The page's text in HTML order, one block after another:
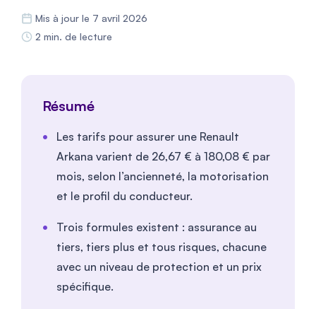
Mis à jour le 7 avril 2026
2 min. de lecture
Résumé
Les tarifs pour assurer une Renault
Arkana varient de 26,67 € à 180,08 € par
mois, selon l’ancienneté, la motorisation
et le profil du conducteur.
Trois formules existent : assurance au
tiers, tiers plus et tous risques, chacune
avec un niveau de protection et un prix
spécifique.